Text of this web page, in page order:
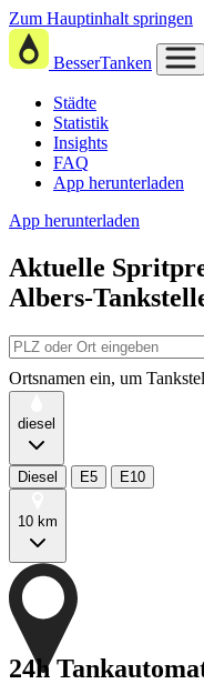
Zum Hauptinhalt springen
BesserTanken
Städte
Statistik
Insights
FAQ
App herunterladen
App herunterladen
Aktuelle
Albers-
Ortsnamen ein, um
diesel
Diesel E5 E10
10 km
24h